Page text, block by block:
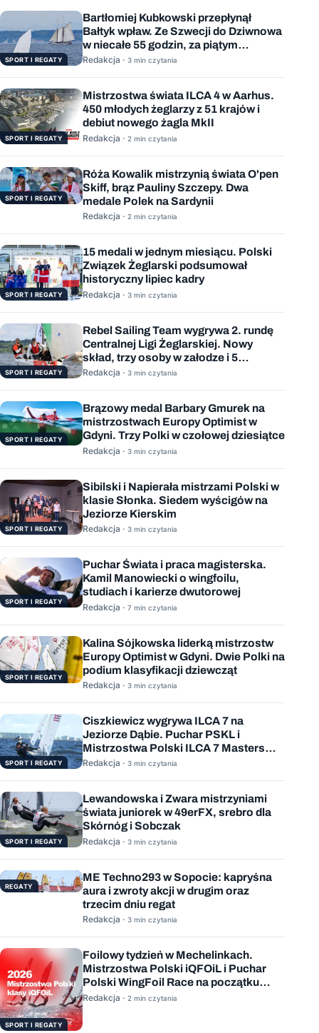
SPORT I REGATY
Bartłomiej Kubkowski przepłynął
Bałtyk wpław. Ze Szwecji do Dziwnowa
w niecałe 55 godzin, za piątym
podejściem
Redakcja · 3 min czytania
SPORT I REGATY
Mistrzostwa świata ILCA 4 w Aarhus.
450 młodych żeglarzy z 51 krajów i
debiut nowego żagla MkII
Redakcja · 2 min czytania
SPORT I REGATY
Róża Kowalik mistrzynią świata O'pen
Skiff, brąz Pauliny Szczepy. Dwa
medale Polek na Sardynii
Redakcja · 2 min czytania
SPORT I REGATY
15 medali w jednym miesiącu. Polski
Związek Żeglarski podsumował
historyczny lipiec kadry
Redakcja · 3 min czytania
SPORT I REGATY
Rebel Sailing Team wygrywa 2. rundę
Centralnej Ligi Żeglarskiej. Nowy
skład, trzy osoby w załodze i 5
wygranych wyścigów
Redakcja · 3 min czytania
SPORT I REGATY
Brązowy medal Barbary Gmurek na
mistrzostwach Europy Optimist w
Gdyni. Trzy Polki w czołowej dziesiątce
Redakcja · 3 min czytania
SPORT I REGATY
Sibilski i Napierała mistrzami Polski w
klasie Słonka. Siedem wyścigów na
Jeziorze Kierskim
Redakcja · 3 min czytania
SPORT I REGATY
Puchar Świata i praca magisterska.
Kamil Manowiecki o wingfoilu,
studiach i karierze dwutorowej
Redakcja · 7 min czytania
SPORT I REGATY
Kalina Sójkowska liderką mistrzostw
Europy Optimist w Gdyni. Dwie Polki na
podium klasyfikacji dziewcząt
Redakcja · 3 min czytania
SPORT I REGATY
Ciszkiewicz wygrywa ILCA 7 na
Jeziorze Dąbie. Puchar PSKL i
Mistrzostwa Polski ILCA 7 Masters
rozstrzygnięte
Redakcja · 3 min czytania
SPORT I REGATY
Lewandowska i Zwara mistrzyniami
świata juniorek w 49erFX, srebro dla
Skórnóg i Sobczak
Redakcja · 3 min czytania
REGATY
ME Techno293 w Sopocie: kapryśna
aura i zwroty akcji w drugim oraz
trzecim dniu regat
Redakcja · 3 min czytania
SPORT I REGATY
Foilowy tydzień w Mechelinkach.
Mistrzostwa Polski iQFOiL i Puchar
Polski WingFoil Race na początku
sierpnia
Redakcja · 2 min czytania